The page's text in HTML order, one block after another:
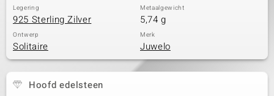
Legering
925 Sterling Zilver
Metaalgewicht
5,74 g
Ontwerp
Solitaire
Merk
Juwelo
Hoofd edelsteen